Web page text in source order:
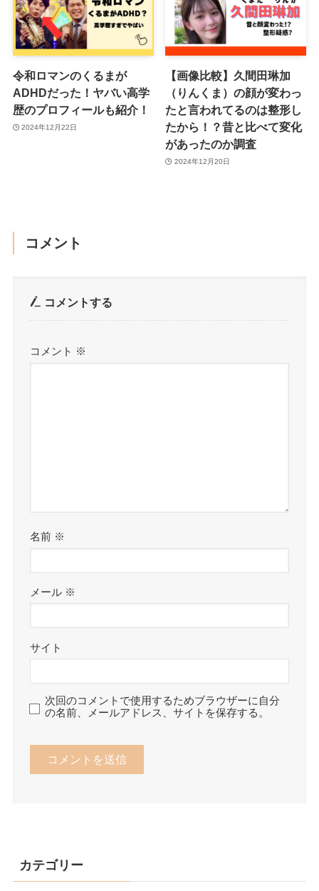
令和ロマンのくるまが
ADHDだった！ヤバい高学
歴のプロフィールも紹介！
2024年12月22日
【画像比較】久間田琳加
（りんくま）の顔が変わっ
たと言われてるのは整形し
たから！？昔と比べて変化
があったのか調査
2024年12月20日
コメント
コメントする
コメント ※
名前 ※
メール ※
サイト
次回のコメントで使用するためブラウザーに自分
の名前、メールアドレス、サイトを保存する。
カテゴリー